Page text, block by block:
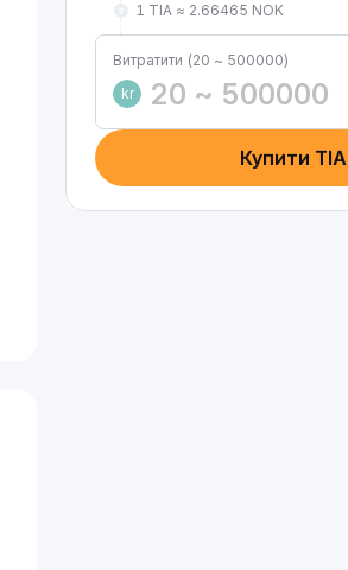
1 TIA ≈ 2.66465 NOK
Витратити (20 ~ 500000)
kr
Купити TIA